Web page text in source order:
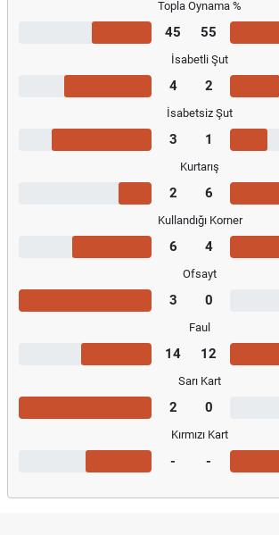
Topla Oynama %
45 55
İsabetli Şut
4 2
İsabetsiz Şut
3 1
Kurtarış
2 6
Kullandığı Korner
6 4
Ofsayt
3 0
Faul
14 12
Sarı Kart
2 0
Kırmızı Kart
- -